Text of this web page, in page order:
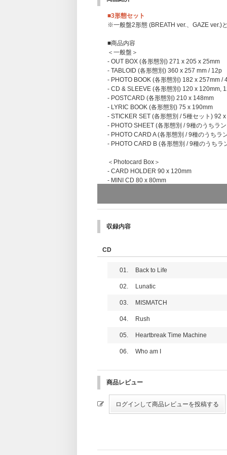
■3形態セット
※一般盤2形態 (BREATH ver.、GAZE ver.)
■商品内容
＜一般盤＞
- OUT BOX (各形態別) 271 x 205 x 25mm
- TABLOID (各形態別) 360 x 257 mm / 12p
- PHOTO BOOK (各形態別) 182 x 257mm /
- CD & SLEEVE (各形態別) 120 x 120mm,
- POSTCARD (各形態別) 210 x 148mm
- LYRIC BOOK (各形態別) 75 x 190mm
- STICKER SET (各形態別 / 5種セット) 92
- PHOTO SHEET (各形態別 / 9種のうちラ
- PHOTO CARD A (各形態別 / 9種のうちラ
- PHOTO CARD B (各形態別 / 9種のうちラ
＜Photocard Box＞
- CARD HOLDER 90 x 120mm
- MINI CD 80 x 80mm
※Weverse Albums ver. および Mini CD-R
収録内容
CD
01. Back to Life
02. Lunatic
03. MISMATCH
04. Rush
05. Heartbreak Time Machine
06. Who am I
商品レビュー